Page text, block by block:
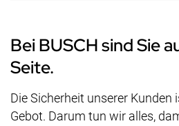
Bei BUSCH sind Sie
Seite.
Die Sicherheit unserer Kunden
Gebot. Darum tun wir alles,